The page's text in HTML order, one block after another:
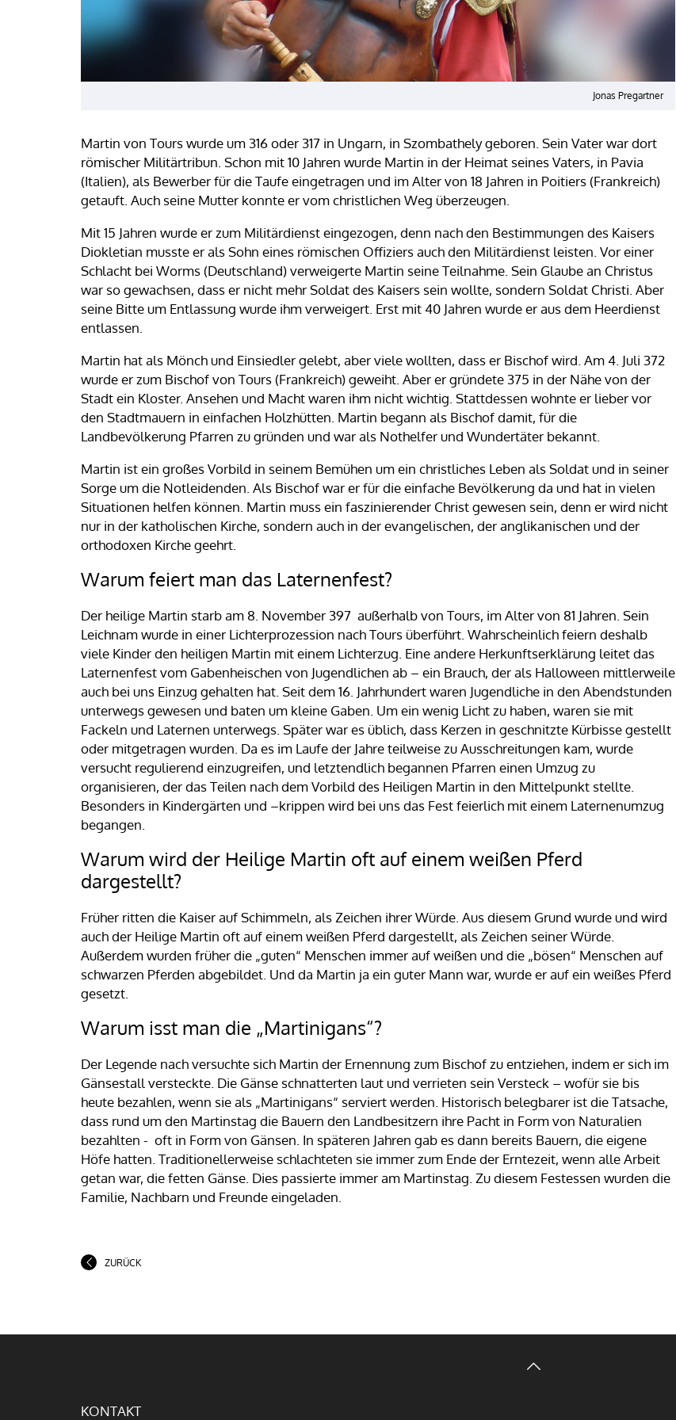
Jonas Pregartner
Martin von Tours wurde um 316 oder 317 in Ungarn, in Szombathely geboren. Sein Vater war dort
römischer Militärtribun. Schon mit 10 Jahren wurde Martin in der Heimat seines Vaters, in Pavia
(Italien), als Bewerber für die Taufe eingetragen und im Alter von 18 Jahren in Poitiers (Frankreich)
getauft. Auch seine Mutter konnte er vom christlichen Weg überzeugen.
Mit 15 Jahren wurde er zum Militärdienst eingezogen, denn nach den Bestimmungen des Kaisers
Diokletian musste er als Sohn eines römischen Offiziers auch den Militärdienst leisten. Vor einer
Schlacht bei Worms (Deutschland) verweigerte Martin seine Teilnahme. Sein Glaube an Christus
war so gewachsen, dass er nicht mehr Soldat des Kaisers sein wollte, sondern Soldat Christi. Aber
seine Bitte um Entlassung wurde ihm verweigert. Erst mit 40 Jahren wurde er aus dem Heerdienst
entlassen.
Martin hat als Mönch und Einsiedler gelebt, aber viele wollten, dass er Bischof wird. Am 4. Juli 372
wurde er zum Bischof von Tours (Frankreich) geweiht. Aber er gründete 375 in der Nähe von der
Stadt ein Kloster. Ansehen und Macht waren ihm nicht wichtig. Stattdessen wohnte er lieber vor
den Stadtmauern in einfachen Holzhütten. Martin begann als Bischof damit, für die
Landbevölkerung Pfarren zu gründen und war als Nothelfer und Wundertäter bekannt.
Martin ist ein großes Vorbild in seinem Bemühen um ein christliches Leben als Soldat und in seiner
Sorge um die Notleidenden. Als Bischof war er für die einfache Bevölkerung da und hat in vielen
Situationen helfen können. Martin muss ein faszinierender Christ gewesen sein, denn er wird nicht
nur in der katholischen Kirche, sondern auch in der evangelischen, der anglikanischen und der
orthodoxen Kirche geehrt.
Warum feiert man das Laternenfest?
Der heilige Martin starb am 8. November 397 außerhalb von Tours, im Alter von 81 Jahren. Sein
Leichnam wurde in einer Lichterprozession nach Tours überführt. Wahrscheinlich feiern deshalb
viele Kinder den heiligen Martin mit einem Lichterzug. Eine andere Herkunftserklärung leitet das
Laternenfest vom Gabenheischen von Jugendlichen ab – ein Brauch, der als Halloween mittlerweile
auch bei uns Einzug gehalten hat. Seit dem 16. Jahrhundert waren Jugendliche in den Abendstunden
unterwegs gewesen und baten um kleine Gaben. Um ein wenig Licht zu haben, waren sie mit
Fackeln und Laternen unterwegs. Später war es üblich, dass Kerzen in geschnitzte Kürbisse gestellt
oder mitgetragen wurden. Da es im Laufe der Jahre teilweise zu Ausschreitungen kam, wurde
versucht regulierend einzugreifen, und letztendlich begannen Pfarren einen Umzug zu
organisieren, der das Teilen nach dem Vorbild des Heiligen Martin in den Mittelpunkt stellte.
Besonders in Kindergärten und –krippen wird bei uns das Fest feierlich mit einem Laternenumzug
begangen.
Warum wird der Heilige Martin oft auf einem weißen Pferd
dargestellt?
Früher ritten die Kaiser auf Schimmeln, als Zeichen ihrer Würde. Aus diesem Grund wurde und wird
auch der Heilige Martin oft auf einem weißen Pferd dargestellt, als Zeichen seiner Würde.
Außerdem wurden früher die „guten“ Menschen immer auf weißen und die „bösen“ Menschen auf
schwarzen Pferden abgebildet. Und da Martin ja ein guter Mann war, wurde er auf ein weißes Pferd
gesetzt.
Warum isst man die „Martinigans“?
Der Legende nach versuchte sich Martin der Ernennung zum Bischof zu entziehen, indem er sich im
Gänsestall versteckte. Die Gänse schnatterten laut und verrieten sein Versteck – wofür sie bis
heute bezahlen, wenn sie als „Martinigans“ serviert werden. Historisch belegbarer ist die Tatsache,
dass rund um den Martinstag die Bauern den Landbesitzern ihre Pacht in Form von Naturalien
bezahlten - oft in Form von Gänsen. In späteren Jahren gab es dann bereits Bauern, die eigene
Höfe hatten. Traditionellerweise schlachteten sie immer zum Ende der Erntezeit, wenn alle Arbeit
getan war, die fetten Gänse. Dies passierte immer am Martinstag. Zu diesem Festessen wurden die
Familie, Nachbarn und Freunde eingeladen.
ZURÜCK
KONTAKT